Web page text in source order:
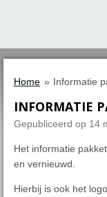
de
Home » Informatie
INFORMATIE
Gepubliceerd op 14
Het informatie
en vernieuwd.
Hierbij is ook het